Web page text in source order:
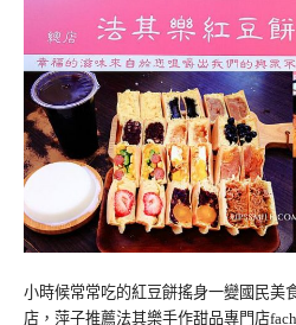
小時候常常吃的紅豆餅搖身一變國民美
店，萍子推薦法其樂手作甜品專門店